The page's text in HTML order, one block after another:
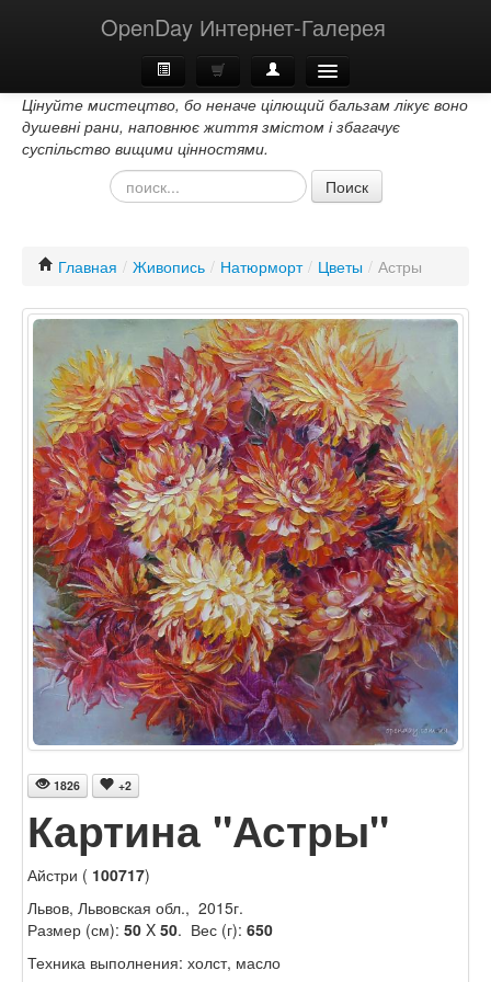
OpenDay Интернет-Галерея
Главная
О Нас
Цінуйте мистецтво, бо неначе цілющий бальзам лікує воно
душевні рани, наповнює життя змістом і збагачує
суспільство вищими цінностями.
Поиск
Главная / Живопись / Натюрморт / Цветы / Астры
1826 +2
Картина "Астры"
Айстри ( 100717)
Львов, Львовская обл., 2015г.
Размер (см): 50 X 50. Вес (г): 650
Техника выполнения: холст, масло